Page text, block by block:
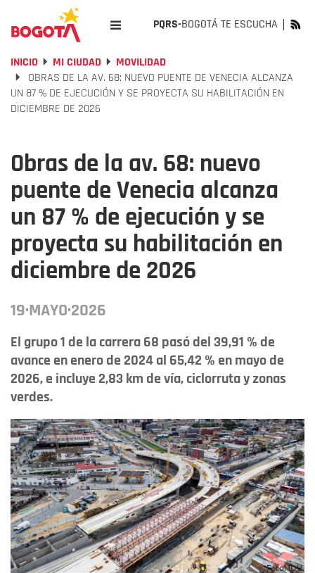
PQRS-BOGOTÁ TE ESCUCHA
INICIO MI CIUDAD
MOVILIDAD
OBRAS DE LA AV. 68: NUEVO PUENTE DE VENECIA ALCANZA
UN 87 % DE EJECUCIÓN Y SE PROYECTA SU HABILITACIÓN EN
DICIEMBRE DE 2026
Obras de la av. 68: nuevo
puente de Venecia alcanza
un 87 % de ejecución y se
proyecta su habilitación en
diciembre de 2026
19·MAYO·2026
El grupo 1 de la carrera 68 pasó del 39,91 % de
avance en enero de 2024 al 65,42 % en mayo de
2026, e incluye 2,83 km de vía, ciclorruta y zonas
verdes.
Foto: IDU.